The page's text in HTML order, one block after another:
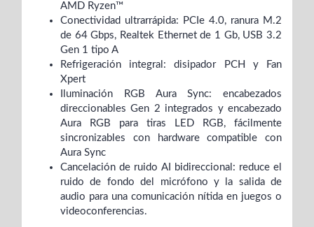
AMD Ryzen™
Conectividad ultrarrápida: PCIe 4.0, ranura M.2
de 64 Gbps, Realtek Ethernet de 1 Gb, USB 3.2
Gen 1 tipo A
Refrigeración integral: disipador PCH y Fan
Xpert
Iluminación RGB Aura Sync: encabezados
direccionables Gen 2 integrados y encabezado
Aura RGB para tiras LED RGB, fácilmente
sincronizables con hardware compatible con
Aura Sync
Cancelación de ruido AI bidireccional: reduce el
ruido de fondo del micrófono y la salida de
audio para una comunicación nítida en juegos o
videoconferencias.